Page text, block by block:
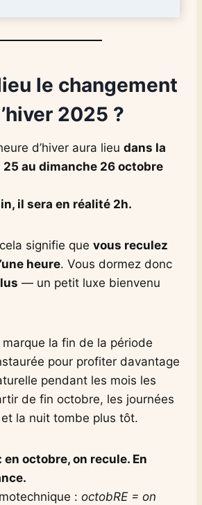
le changement
2025 ?
d’hiver aura lieu dans la
au dimanche 26 octobre
il sera en réalité 2h.
signifie que vous reculez
heure. Vous dormez donc
— un petit luxe bienvenu
la fin de la période
pour profiter davantage
pendant les mois les
de fin octobre, les journées
la nuit tombe plus tôt.
en octobre, on recule. En
: octobRE = on